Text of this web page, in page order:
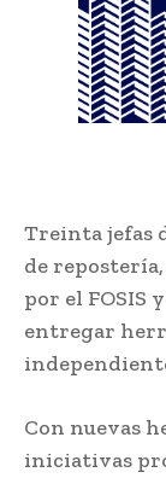
Treinta jefas
de
por el FOSIS
entregar
Con nuevas
iniciativas